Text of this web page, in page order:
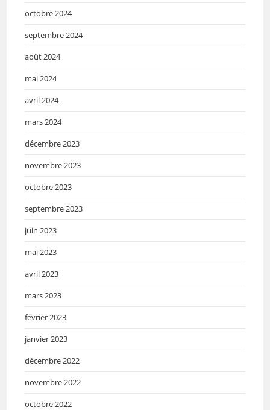
octobre 2024
septembre 2024
août 2024
mai 2024
avril 2024
mars 2024
décembre 2023
novembre 2023
octobre 2023
septembre 2023
juin 2023
mai 2023
avril 2023
mars 2023
février 2023
janvier 2023
décembre 2022
novembre 2022
octobre 2022